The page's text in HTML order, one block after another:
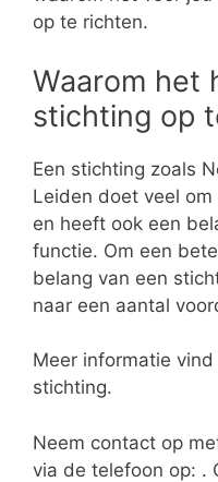
op te richten.
Waarom het
stichting op
Een stichting zoals
Leiden doet veel
en heeft ook een
functie. Om een
belang van een
naar een aantal
Meer informatie
stichting.
Neem contact op
via de telefoon op: .